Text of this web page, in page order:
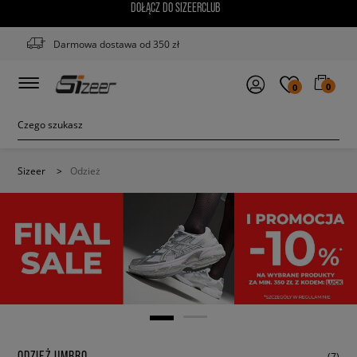
DOŁĄCZ DO SIZEERCLUB
Darmowa dostawa od 350 zł
0 0
Sizeer > Odzież